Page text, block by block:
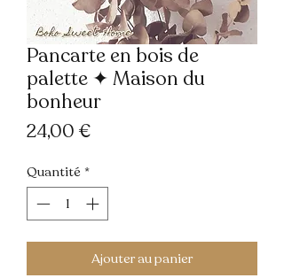
Pancarte en bois de
palette ✦ Maison du
bonheur
24,00 €
Quantité *
Ajouter au panier